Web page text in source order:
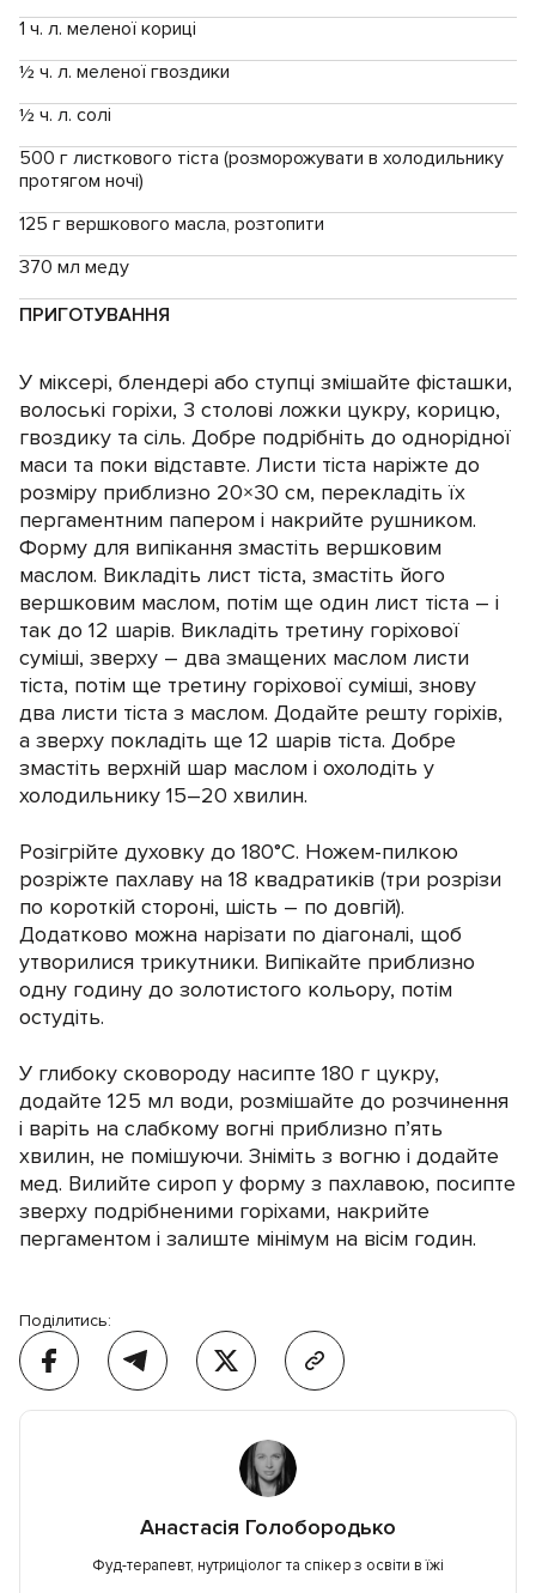
1 ч. л. меленої кориці
½ ч. л. меленої гвоздики
½ ч. л. солі
500 г листкового тіста (розморожувати в холодильнику
протягом ночі)
125 г вершкового масла, розтопити
370 мл меду
ПРИГОТУВАННЯ
У міксері, блендері або ступці змішайте фісташки,
волоські горіхи, 3 столові ложки цукру, корицю,
гвоздику та сіль. Добре подрібніть до однорідної
маси та поки відставте. Листи тіста наріжте до
розміру приблизно 20×30 см, перекладіть їх
пергаментним папером і накрийте рушником.
Форму для випікання змастіть вершковим
маслом. Викладіть лист тіста, змастіть його
вершковим маслом, потім ще один лист тіста – і
так до 12 шарів. Викладіть третину горіхової
суміші, зверху – два змащених маслом листи
тіста, потім ще третину горіхової суміші, знову
два листи тіста з маслом. Додайте решту горіхів,
а зверху покладіть ще 12 шарів тіста. Добре
змастіть верхній шар маслом і охолодіть у
холодильнику 15–20 хвилин.
Розігрійте духовку до 180°C. Ножем-пилкою
розріжте пахлаву на 18 квадратиків (три розрізи
по короткій стороні, шість – по довгій).
Додатково можна нарізати по діагоналі, щоб
утворилися трикутники. Випікайте приблизно
одну годину до золотистого кольору, потім
остудіть.
У глибоку сковороду насипте 180 г цукру,
додайте 125 мл води, розмішайте до розчинення
і варіть на слабкому вогні приблизно п’ять
хвилин, не помішуючи. Зніміть з вогню і додайте
мед. Вилийте сироп у форму з пахлавою, посипте
зверху подрібненими горіхами, накрийте
пергаментом і залиште мінімум на вісім годин.
Поділитись:
Анастасія Голобородько
Фуд-терапевт, нутриціолог та спікер з освіти в їжі